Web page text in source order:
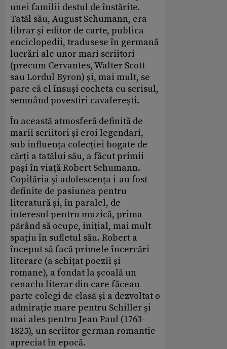
unei familii destul de înstărite.
Tatăl său, August Schumann, era
librar și editor de carte, publica
enciclopedii, tradusese în germană
lucrări ale unor mari scriitori
(precum Cervantes, Walter Scott
sau Lordul Byron) și, mai mult, se
pare că el însuși cocheta cu scrisul,
semnând povestiri cavalerești.
În această atmosferă definită de
marii scriitori și eroi legendari,
sub influența colecției bogate de
cărți a tatălui său, a făcut primii
pași în viață Robert Schumann.
Copilăria și adolescența i-au fost
definite de pasiunea pentru
literatură și, în paralel, de
interesul pentru muzică, prima
părând să ocupe, inițial, mai mult
spațiu în sufletul său. Robert a
început să facă primele încercări
literare (a schițat poezii și
romane), a fondat la școală un
cenaclu literar din care făceau
parte colegi de clasă și a dezvoltat o
admirație mare pentru Schiller și
mai ales pentru Jean Paul (1763-
1825), un scriitor german romantic
apreciat în epocă.